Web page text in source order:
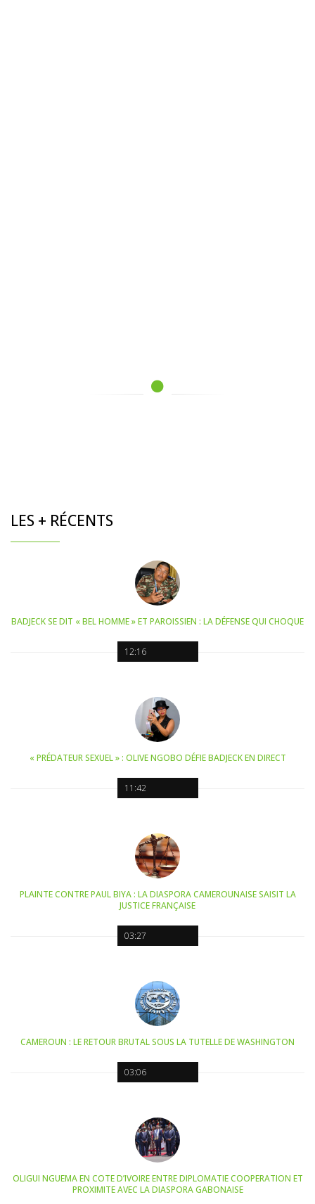
LES + RÉCENTS
12:16
BADJECK SE DIT « BEL HOMME » ET PAROISSIEN : LA DÉFENSE QUI CHOQUE
11:42
« PRÉDATEUR SEXUEL » : OLIVE NGOBO DÉFIE BADJECK EN DIRECT
03:27
PLAINTE CONTRE PAUL BIYA : LA DIASPORA CAMEROUNAISE SAISIT LA
JUSTICE FRANÇAISE
03:06
CAMEROUN : LE RETOUR BRUTAL SOUS LA TUTELLE DE WASHINGTON
OLIGUI NGUEMA EN COTE D’IVOIRE ENTRE DIPLOMATIE COOPERATION ET
PROXIMITE AVEC LA DIASPORA GABONAISE